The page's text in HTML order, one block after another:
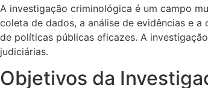
A investigação criminológica é um campo
coleta de dados, a análise de evidências e
de políticas públicas eficazes. A
judiciárias.
Objetivos da